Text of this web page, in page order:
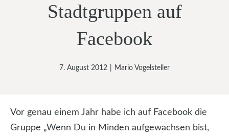
Stadtgruppen auf
Facebook
7. August 2012 Mario Vogelsteller
Vor genau einem Jahr habe ich auf Facebook die
Gruppe „Wenn Du in Minden aufgewachsen bist,